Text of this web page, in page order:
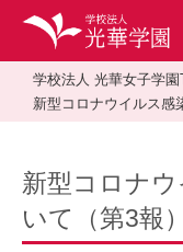
学校法人 光華女子学園
新型コロナウイルス感
新型コロナ
いて（第3報）